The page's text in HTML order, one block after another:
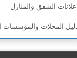
الأخضر » القدس
صحية
كهربائية
منزلية
الشقق والمنازل
المحلات والمؤسسات